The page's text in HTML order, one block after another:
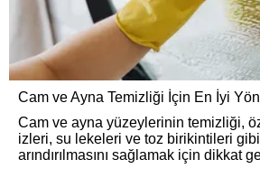
Cam ve Ayna Temizliği İçin En İyi
Cam ve ayna yüzeylerinin temizliği,
izleri, su lekeleri ve toz birikintileri
arındırılmasını sağlamak için dikkat